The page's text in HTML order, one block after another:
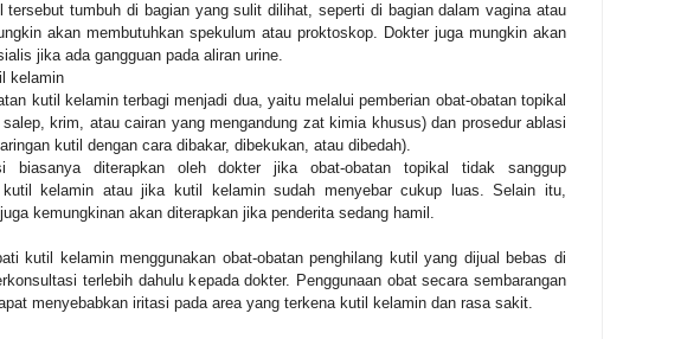
tersebut tumbuh di bagian yang sulit dilihat, seperti di bagian dalam vagina atau
akan membutuhkan spekulum atau proktoskop. Dokter juga mungkin akan
jika ada gangguan pada aliran urine.
kelamin
kutil kelamin terbagi menjadi dua, yaitu melalui pemberian obat-obatan topikal
krim, atau cairan yang mengandung zat kimia khusus) dan prosedur ablasi
kutil dengan cara dibakar, dibekukan, atau dibedah).
biasanya diterapkan oleh dokter jika obat-obatan topikal tidak sanggup
kutil kelamin atau jika kutil kelamin sudah menyebar cukup luas. Selain itu,
kemungkinan akan diterapkan jika penderita sedang hamil.
kutil kelamin menggunakan obat-obatan penghilang kutil yang dijual bebas di
terlebih dahulu kepada dokter. Penggunaan obat secara sembarangan
menyebabkan iritasi pada area yang terkena kutil kelamin dan rasa sakit.